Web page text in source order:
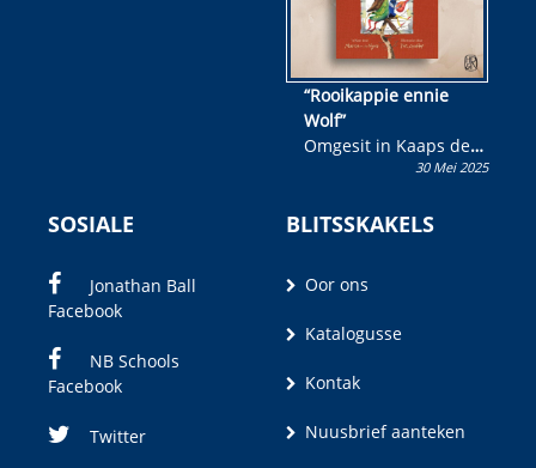
“Rooikappie ennie
Wolf”
Omgesit in Kaaps deur
Olivia M. Coetzee30 Mei 2025
SOSIALE
Jonathan Ball
Facebook
NB Schools
Facebook
Twitter
BLITSSKAKELS
Oor ons
Katalogusse
Kontak
Nuusbrief aanteken